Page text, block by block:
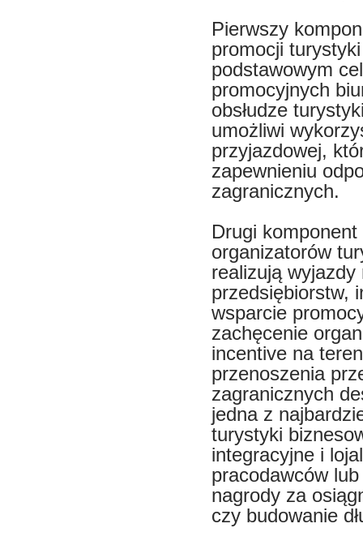
Pierwszy
promocji
podstawowym
promocyjnych
obsłudze
umożliwi
przyjazdowej,
zapewnieniu
zagranicznych.
Drugi
organizatorów
realizują
przedsiębiorstw,
wsparcie
zachęcenie
incentive na
przenoszenia
zagranicznych
jedna z
turystyki
integracyjne i
pracodawców
nagrody za
czy budowanie